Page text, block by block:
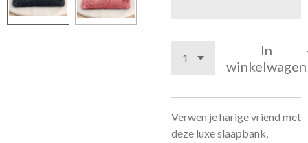
In
winkelwagen
Verwen je harige vriend met
deze luxe slaapbank,